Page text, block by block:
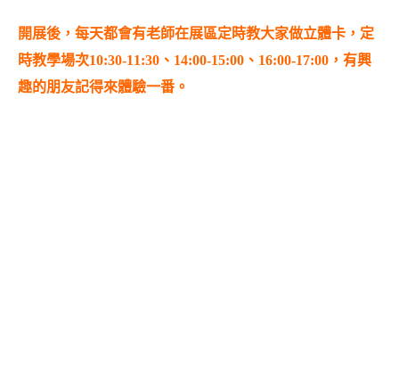
開展後，每天都會有老師在展區定時教大家做立體卡 ，定
時教學場次10:30-11:30、14:00-15:00、16:00-17:00，有興
趣的朋友記得來體驗一番。